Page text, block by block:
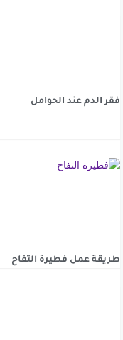
فقر الدم عند الحوامل
طريقة عمل فطيرة التفاح